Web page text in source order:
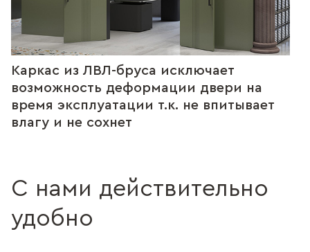
Каркас из ЛВЛ-бруса исключает
возможность деформации двери на
время эксплуатации т.к. не впитывает
влагу и не сохнет
С нами действительно
удобно